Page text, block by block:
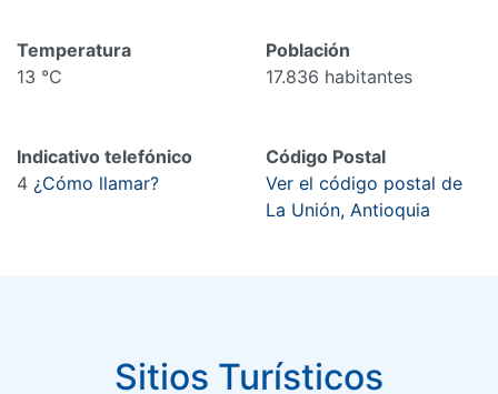
Temperatura
13 °C
Población
17.836 habitantes
Indicativo telefónico
4 ¿Cómo llamar?
Código Postal
Ver el código postal de
La Unión, Antioquia
Sitios Turísticos